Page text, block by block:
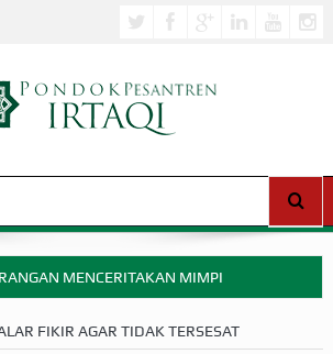
MENCERITAKAN MIMPI
FIKIR AGAR TIDAK TERSESAT